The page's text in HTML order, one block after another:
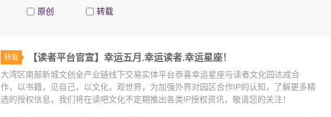
原创 转载
转载 【读者平台官宣】幸运五月.幸运读者.幸运星座！
大湾区南部新城文创全产业链线下交易实体平台恭喜幸运星座与读者文化园达成合
作，以书籍，见自己，以文化，观世界，为加强外界对园区合作IP的认知，了解更多精
选的授权信息，我们将在读吧文化不定期推出各类IP授权资讯，敬请您的关注！